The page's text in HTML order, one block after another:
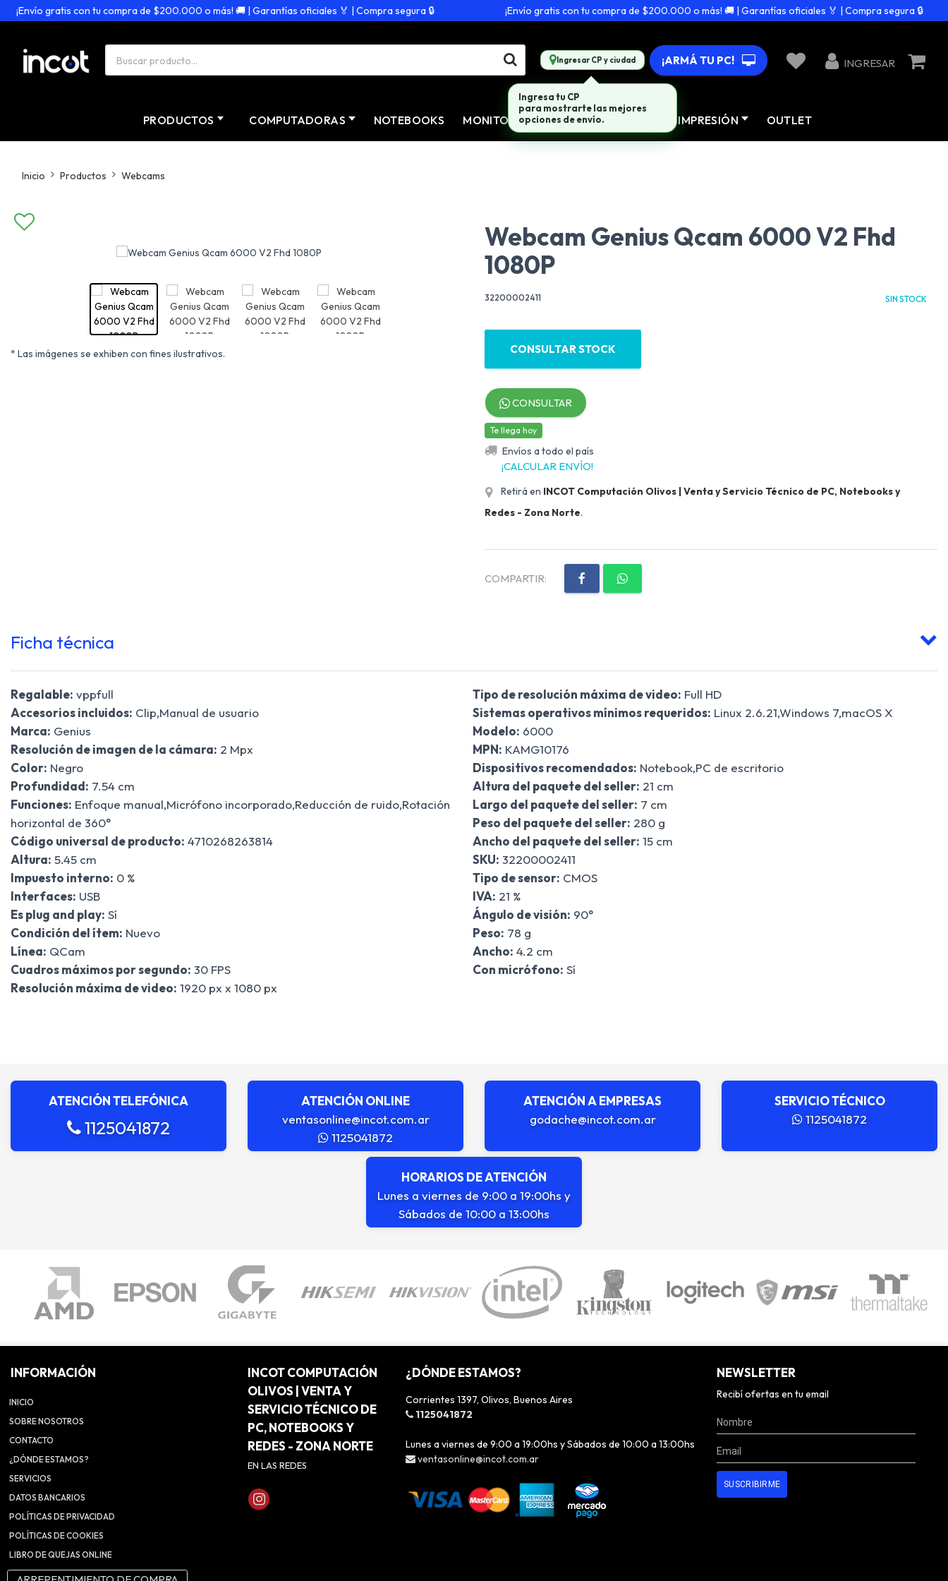
¡Envío gratis con tu compra de $200.000 o más! 🚚 | Garantías oficiales 🏅 | Compra segura 🔒 ¡Envío gratis con tu compra de $200.000 o más! 🚚 | Garantías oficiales 🏅 | Compra segura 🔒
Ingresar CP y ciudad ¡ARMÁ TU PC! INGRESAR
PRODUCTOS COMPUTADORAS NOTEBOOKS MONITORES CONECTIVIDAD IMPRESIÓN OUTLET
Inicio Productos Webcams
* Las imágenes se exhiben con fines ilustrativos.
Webcam Genius Qcam 6000 V2 Fhd
1080P
32200002411 SIN STOCK
CONSULTAR STOCK
CONSULTAR
Te llega hoy
Envíos a todo el país
¡CALCULAR ENVÍO!
Retirá en INCOT Computación Olivos | Venta y Servicio Técnico de PC, Notebooks y
Redes - Zona Norte.
COMPARTIR:
Ficha técnica
Regalable: vppfull
Accesorios incluidos: Clip,Manual de usuario
Marca: Genius
Resolución de imagen de la cámara: 2 Mpx
Color: Negro
Profundidad: 7.54 cm
Funciones: Enfoque manual,Micrófono incorporado,Reducción de ruido,Rotación
horizontal de 360°
Código universal de producto: 4710268263814
Altura: 5.45 cm
Impuesto interno: 0 %
Interfaces: USB
Es plug and play: Sí
Condición del ítem: Nuevo
Línea: QCam
Cuadros máximos por segundo: 30 FPS
Resolución máxima de video: 1920 px x 1080 px
Tipo de resolución máxima de video: Full HD
Sistemas operativos mínimos requeridos: Linux 2.6.21,Windows 7,macOS X
Modelo: 6000
MPN: KAMG10176
Dispositivos recomendados: Notebook,PC de escritorio
Altura del paquete del seller: 21 cm
Largo del paquete del seller: 7 cm
Peso del paquete del seller: 280 g
Ancho del paquete del seller: 15 cm
SKU: 32200002411
Tipo de sensor: CMOS
IVA: 21 %
Ángulo de visión: 90°
Peso: 78 g
Ancho: 4.2 cm
Con micrófono: Sí
ATENCIÓN TELEFÓNICA
1125041872
ATENCIÓN ONLINE
ventasonline@incot.com.ar
1125041872
ATENCIÓN A EMPRESAS
godache@incot.com.ar
SERVICIO TÉCNICO
1125041872
HORARIOS DE ATENCIÓN
Lunes a viernes de 9:00 a 19:00hs y
Sábados de 10:00 a 13:00hs
INFORMACIÓN
INICIO
SOBRE NOSOTROS
CONTACTO
¿DÓNDE ESTAMOS?
SERVICIOS
DATOS BANCARIOS
POLÍTICAS DE PRIVACIDAD
POLÍTICAS DE COOKIES
LIBRO DE QUEJAS ONLINE
INCOT COMPUTACIÓN
OLIVOS | VENTA Y
SERVICIO TÉCNICO DE
PC, NOTEBOOKS Y
REDES - ZONA NORTE
EN LAS REDES
¿DÓNDE ESTAMOS?
Corrientes 1397, Olivos, Buenos Aires
1125041872
Lunes a viernes de 9:00 a 19:00hs y Sábados de 10:00 a 13:00hs
ventasonline@incot.com.ar
NEWSLETTER
Recibí ofertas en tu email
Ingresa tu CP
para mostrarte las mejores
opciones de envío.